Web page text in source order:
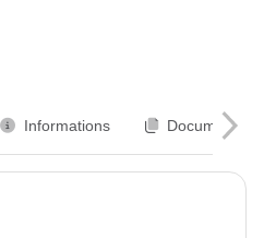
Informations Documents